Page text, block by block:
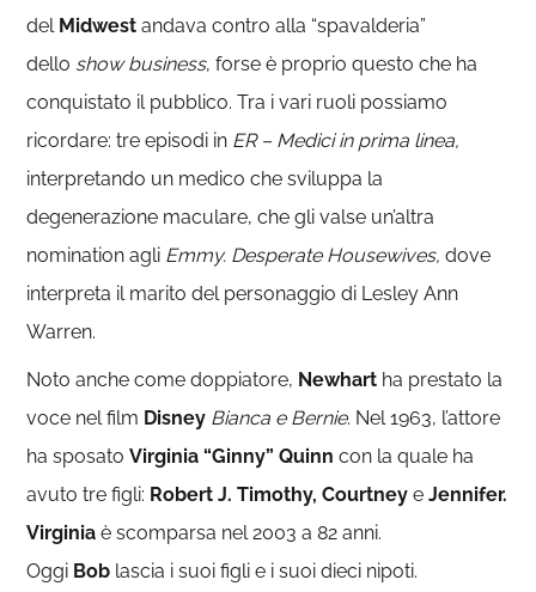
del Midwest andava contro alla “spavalderia”
dello show business, forse è proprio questo che ha
conquistato il pubblico. Tra i vari ruoli possiamo
ricordare: tre episodi in ER – Medici in prima linea,
interpretando un medico che sviluppa la
degenerazione maculare, che gli valse un’altra
nomination agli Emmy. Desperate Housewives, dove
interpreta il marito del personaggio di Lesley Ann
Warren.
Noto anche come doppiatore, Newhart ha prestato la
voce nel film Disney Bianca e Bernie. Nel 1963, l’attore
ha sposatoVirginia “Ginny” Quinncon la quale ha
avuto tre figli: Robert J. Timothy, CourtneyeJennifer.
Virginiaè scomparsa nel 2003 a 82 anni.
Oggi Bob lascia i suoi figli e i suoi dieci nipoti.